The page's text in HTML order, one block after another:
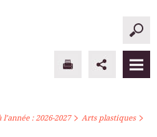
: 2026-2027> Arts plastiques>